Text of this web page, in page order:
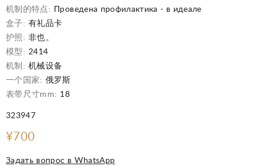
机制的特点:
Проведена профилактика - в идеале
盒子: 有礼品卡
护照: 非也。
模型: 2414
机制: 机械设备
一个国家: 俄罗斯
表带尺寸mm: 18
323947
¥700
Задать вопрос в WhatsApp